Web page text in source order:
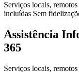
Serviços locais,
incluídas Sem
Assistência
365
Serviços locais,